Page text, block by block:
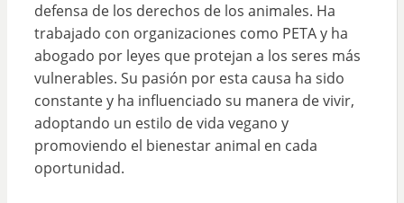
defensa de los derechos de los animales. Ha
trabajado con organizaciones como PETA y ha
abogado por leyes que protejan a los seres más
vulnerables. Su pasión por esta causa ha sido
constante y ha influenciado su manera de vivir,
adoptando un estilo de vida vegano y
promoviendo el bienestar animal en cada
oportunidad.